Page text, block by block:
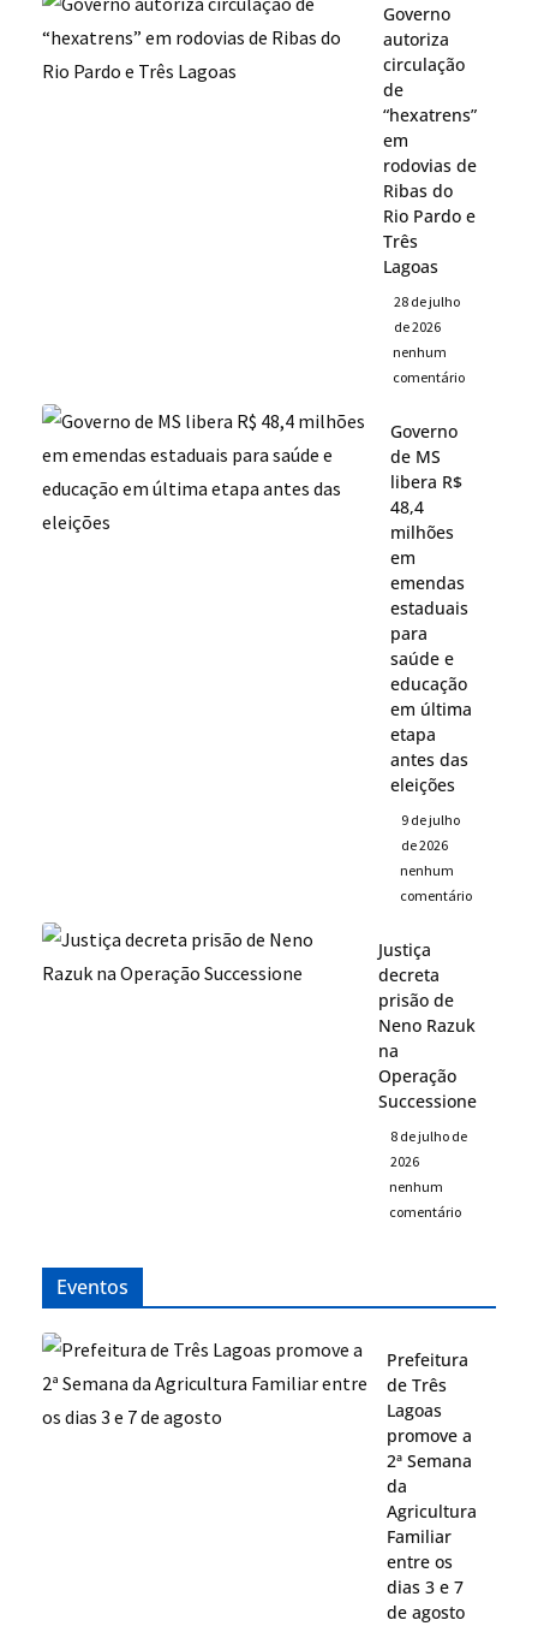
Governo
autoriza
circulação
de
“hexatrens”
em
rodovias de
Ribas do
Rio Pardo e
Três
Lagoas
28 de julho
de 2026
nenhum
comentário
Governo
de MS
libera R$
48,4
milhões
em
emendas
estaduais
para
saúde e
educação
em última
etapa
antes das
eleições
9 de julho
de 2026
nenhum
comentário
Justiça
decreta
prisão de
Neno Razuk
na
Operação
Successione
8 de julho de
2026
nenhum
comentário
Eventos
Prefeitura
de Três
Lagoas
promove a
2ª Semana
da
Agricultura
Familiar
entre os
dias 3 e 7
de agosto